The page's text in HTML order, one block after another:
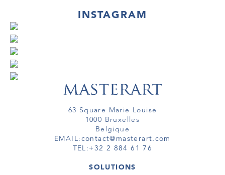
INSTAGRAM
63 Square Marie Louise
1000 Bruxelles
Belgique
EMAIL:contact@masterart.com
TEL:+32 2 884 61 76
SOLUTIONS